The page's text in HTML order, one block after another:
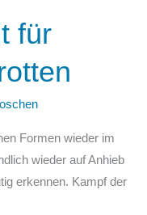
für
Formen wieder im
wieder auf Anhieb
erkennen. Kampf der